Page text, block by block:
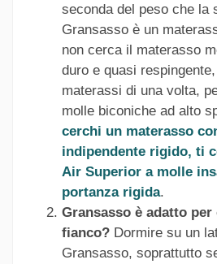
seconda del peso che la
Gransasso è un
non cerca il materasso
duro e quasi
materassi di una volta,
molle biconiche ad alto
cerchi un materasso
indipendente rigido, ti
Air Superior a molle
portanza rigida.
Gransasso è adatto
fianco?Dormire su un
Gransasso, soprattutto